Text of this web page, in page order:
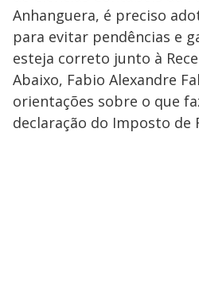
Anhanguera, é preciso
para evitar pendências e
esteja correto junto à
Abaixo, Fabio Alexandre
orientações sobre o que
declaração do Imposto de